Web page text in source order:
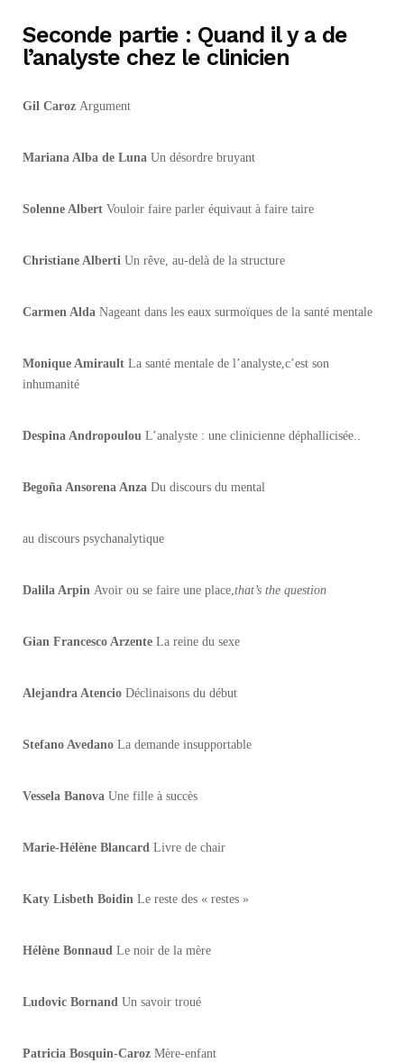
Seconde partie : Quand il y a de
l’analyste chez le clinicien
Gil Caroz Argument
Mariana Alba de Luna Un désordre bruyant
Solenne Albert Vouloir faire parler équivaut à faire taire
Christiane Alberti Un rêve, au-delà de la structure
Carmen Alda Nageant dans les eaux surmoïques de la santé mentale
Monique Amirault La santé mentale de l’analyste,c’est son
inhumanité
Despina Andropoulou L’analyste : une clinicienne déphallicisée..
Begoña Ansorena Anza Du discours du mental
au discours psychanalytique
Dalila Arpin Avoir ou se faire une place, that’s the question
Gian Francesco Arzente La reine du sexe
Alejandra Atencio Déclinaisons du début
Stefano Avedano La demande insupportable
Vessela Banova Une fille à succès
Marie-Hélène Blancard Livre de chair
Katy Lisbeth Boidin Le reste des « restes »
Hélène Bonnaud Le noir de la mère
Ludovic Bornand Un savoir troué
Patricia Bosquin-Caroz Mère-enfant